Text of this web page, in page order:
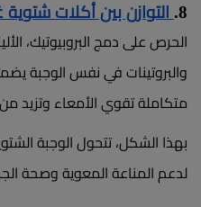
8. التوازن بين أكلات
الحرص على دمج البروبيوتيك،
والبروتينات في نفس الوجبة
متكاملة تقوي الأمعاء وتزيد
بهذا الشكل، تتحول الوجبة
لدعم المناعة المعوية وصحة